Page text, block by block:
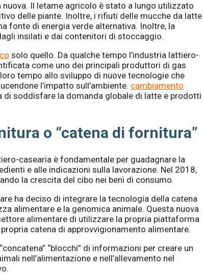
Il letame agricolo è stato a lungo utilizzato
delle piante. Inoltre, i rifiuti delle mucche da latte
fonte di energia verde alternativa. Inoltre, la
insilati e dai contenitori di stoccaggio.
solo quello. Da qualche tempo l’industria lattiero-
come uno dei principali produttori di gas
tempo allo sviluppo di nuove tecnologie che
l’impatto sull’ambiente. cambiamento
di soddisfare la domanda globale di latte e prodotti
o “catena di fornitura”
casearia è fondamentale per guadagnare la
e alle indicazioni sulla lavorazione. Nel 2018,
la crescita del cibo nei beni di consumo.
ha deciso di integrare la tecnologia della catena
alimentare e la genomica animale. Questa nuova
alimentare di utilizzare la propria piattaforma
catena di approvvigionamento alimentare.
“blocchi” di informazioni per creare un
nell’alimentazione e nell’allevamento nel